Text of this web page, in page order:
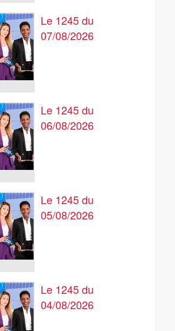
Le 1245 du
07/08/2026
Le 1245 du
06/08/2026
Le 1245 du
05/08/2026
Le 1245 du
04/08/2026